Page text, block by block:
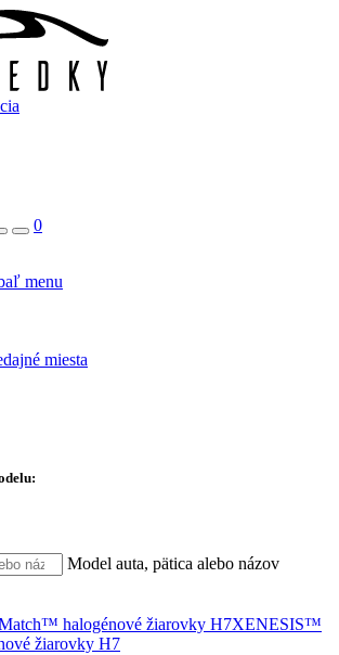
0
menu
miesta
Model auta, pätica alebo názov
XENESIS™
žiarovky H7